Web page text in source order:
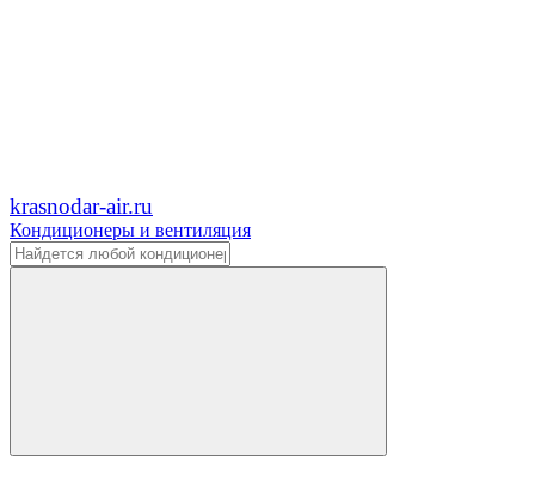
krasnodar-air.ru
Кондиционеры и вентиляция